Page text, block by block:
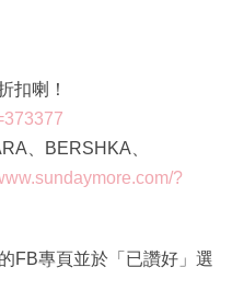
扣喇！
、BERSHKA、
?
FB專頁並於「已讚好」選